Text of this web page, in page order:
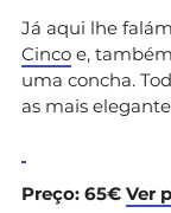
Já aqui lhe
Cinco e,
uma concha.
as mais
Preço: 65€ Ver